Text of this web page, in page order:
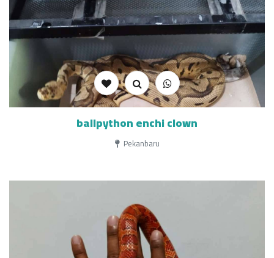
ballpython enchi clown
Pekanbaru